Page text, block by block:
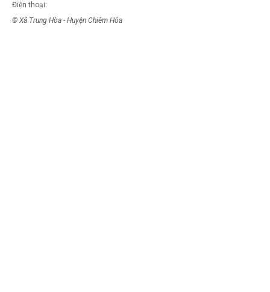
Điện thoại:
© Xã Trung Hòa - Huyện Chiêm Hóa